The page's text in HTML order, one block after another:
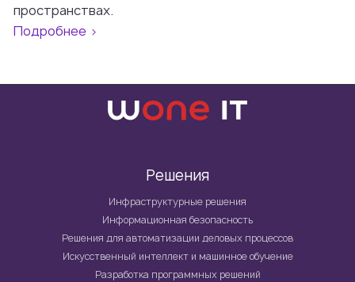
пространствах.
Подробнее >
Решения
Инфраструктурные решения
Информационная безопасность
Решения для автоматизации деловых процессов
Искусственный интеллект и машинное обучение
Разработка программных решений